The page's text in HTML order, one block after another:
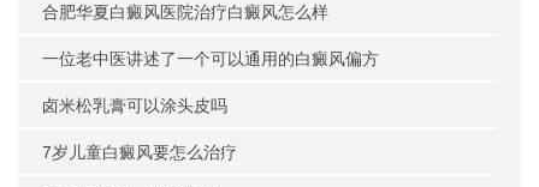
合肥华夏白癜风医院治疗白癜风怎么样
一位老中医讲述了一个可以通用的白癜风偏方
卤米松乳膏可以涂头皮吗
7岁儿童白癜风要怎么治疗